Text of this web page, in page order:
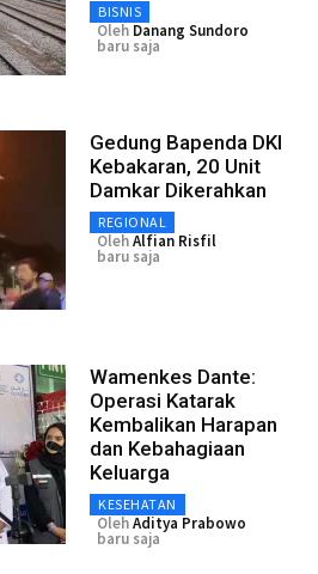
BISNIS
Oleh Danang Sundoro
baru saja
Gedung Bapenda DKI
Kebakaran, 20 Unit
Damkar Dikerahkan
REGIONAL
OlehAlfian Risfil
baru saja
Wamenkes Dante:
Operasi Katarak
Kembalikan Harapan
dan Kebahagiaan
Keluarga
KESEHATAN
OlehAditya Prabowo
baru saja